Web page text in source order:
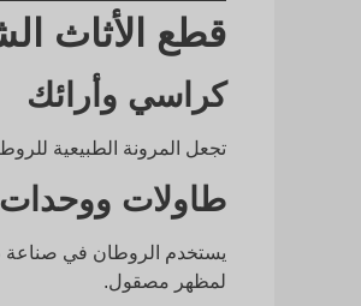
قطع الأثاث
كراسي وأرائك
تجعل المرونة الطبيعية
طاولات
يستخدم الروطان في صناعة
لمظهر مصقول.